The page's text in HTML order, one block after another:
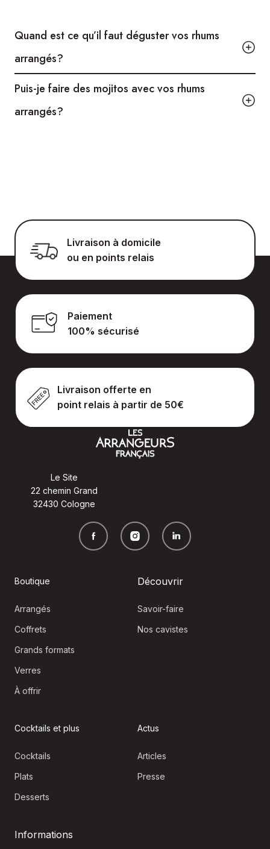
Quand est ce qu’il faut déguster vos rhums
arrangés?
Puis-je faire des mojitos avec vos rhums
arrangés?
Livraison à domicile
ou en points relais
Paiement
100% sécurisé
Livraison offerte en
point relais à partir de 50€
Le Site
22 chemin Grand
32430 Cologne
Boutique
Arrangés
Coffrets
Grands formats
Verres
À offrir
Découvrir
Savoir-faire
Nos cavistes
Cocktails et plus
Cocktails
Plats
Desserts
Actus
Articles
Presse
Informations